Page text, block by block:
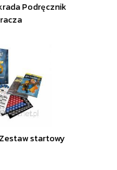
Podręcznik
startowy